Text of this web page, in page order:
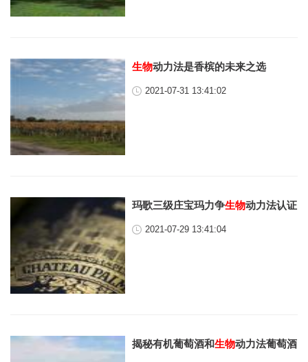
生物动力法是香槟的未来之选
2021-07-31 13:41:02
玛歌三级庄宝玛力争生物动力法认证
2021-07-29 13:41:04
揭秘有机葡萄酒和生物动力法葡萄酒